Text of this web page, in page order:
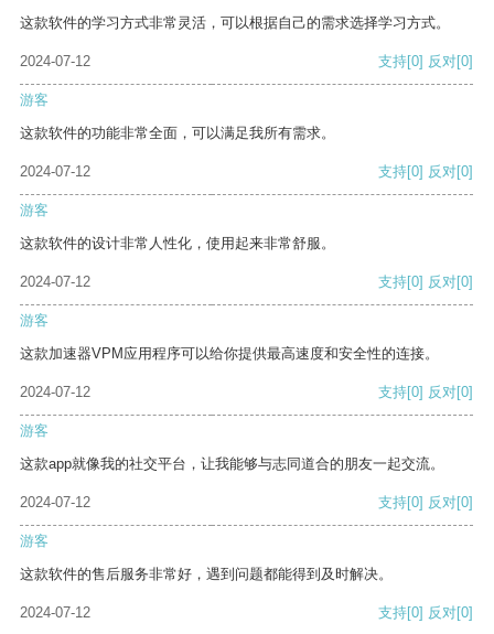
这款软件的学习方式非常灵活，可以根据自己的需求选择学习方式。
2024-07-12 支持[0] 反对[0]
游客
这款软件的功能非常全面，可以满足我所有需求。
2024-07-12 支持[0] 反对[0]
游客
这款软件的设计非常人性化，使用起来非常舒服。
2024-07-12 支持[0] 反对[0]
游客
这款加速器VPM应用程序可以给你提供最高速度和安全性的连接。
2024-07-12 支持[0] 反对[0]
游客
这款app就像我的社交平台，让我能够与志同道合的朋友一起交流。
2024-07-12 支持[0] 反对[0]
游客
这款软件的售后服务非常好，遇到问题都能得到及时解决。
2024-07-12 支持[0] 反对[0]